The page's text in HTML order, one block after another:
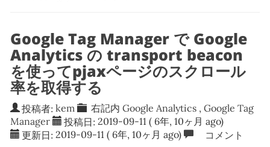
Google Tag Manager で Google
Analytics の transport beacon
を使ってpjaxページのスクロール
率を取得する
投稿者: kem 右記内Google Analytics ,Google Tag
Manager
投稿日: 2019-09-11 ( 6年, 10ヶ月 ago)
更新日: 2019-09-11 ( 6年, 10ヶ月 ago) コメント